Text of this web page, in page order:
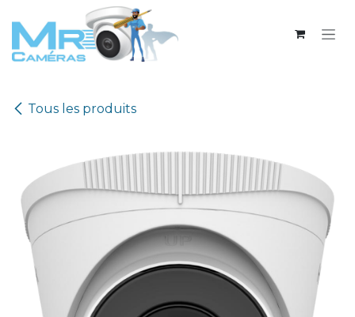
Se rendre au contenu
Tous les produits